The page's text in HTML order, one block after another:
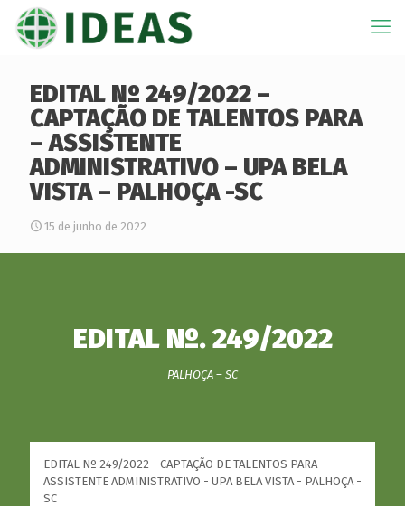
EDITAL Nº 249/2022 –
CAPTAÇÃO DE TALENTOS PARA
– ASSISTENTE
ADMINISTRATIVO – UPA BELA
VISTA – PALHOÇA -SC
15 de junho de 2022
EDITAL Nº. 249/2022
PALHOÇA – SC
EDITAL Nº 249/2022 - CAPTAÇÃO DE TALENTOS PARA -
ASSISTENTE ADMINISTRATIVO - UPA BELA VISTA - PALHOÇA -
SC